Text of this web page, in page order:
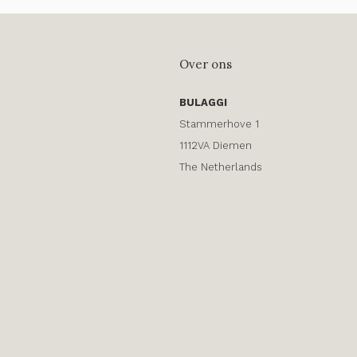
Over ons
BULAGGI
Stammerhove 1
1112VA Diemen
The Netherlands